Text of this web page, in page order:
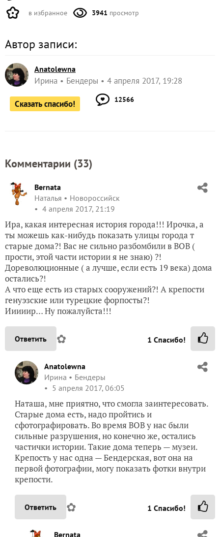
в избранное 3941 просмотр
Автор записи:
Anatolewna
Ирина Бендеры 4 апреля 2017, 19:28
Сказать спасибо! 12566
Комментарии (33)
Bernata
Наталья
Новороссийск
4 апреля 2017, 21:19
Ира, какая интересная история города!!! Ирочка, а
ты можешь как-нибудь показать улицы города т
старые дома?! Вас не сильно разбомбили в ВОВ (
прости, этой части истории я не знаю) ?!
Дореволюционные ( а лучше, если есть 19 века) дома
остались?!
А что еще есть из старых сооружений?! А крепости
генуэзские или турецкие форпосты?!
Ииииир… Ну пожалуйста!!!
Ответить ✿ 1 Спасибо!
Anatolewna
Ирина
Бендеры
5 апреля 2017, 06:05
Наташа, мне приятно, что смогла заинтересовать.
Старые дома есть, надо пройтись и
сфотографировать. Во время ВОВ у нас были
сильные разрушения, но конечно же, остались
частички истории. Такие дома теперь — музеи.
Крепость у нас одна — Бендерская, вот она на
первой фотографии, могу показать фотки внутри
крепости.
Ответить ✿ 1 Спасибо!
Bernata